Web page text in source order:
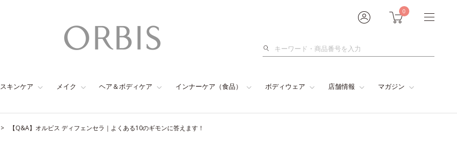
0
検
スキンケア メイク ヘア＆ボディケア インナーケア（食品） ボディウェア 店舗情報 マガジン
【Q&A】オルビス ディフェンセラ｜よくある10のギモンに答えます！